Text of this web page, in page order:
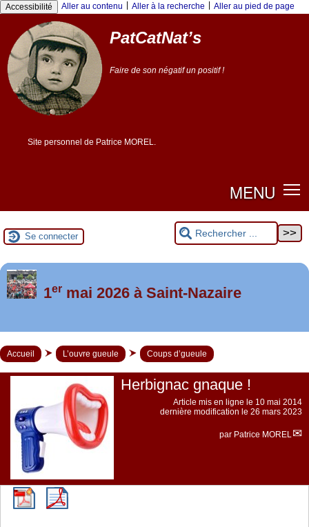
Panneau de gestion des cookies
Accessibilité Aller au contenu Aller à la recherche Aller au pied de page
PatCatNat’s
Faire de son négatif un positif !
Site personnel de Patrice MOREL.
MENU
Se connecter
Foutez-nous la paix !
1ermai 2026 à Saint-Nazaire
Accueil L’ouvre gueule Coups d’gueule
Herbignac gnaque !
Article mis en ligne le 10 mai 2014
dernière modification le 26 mars 2023
par Patrice MOREL